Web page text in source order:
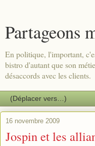
Partageons
En politique, l'important,
bistro d'autant que son
désaccords avec les clients.
16 novembre 2009
Jospin et les